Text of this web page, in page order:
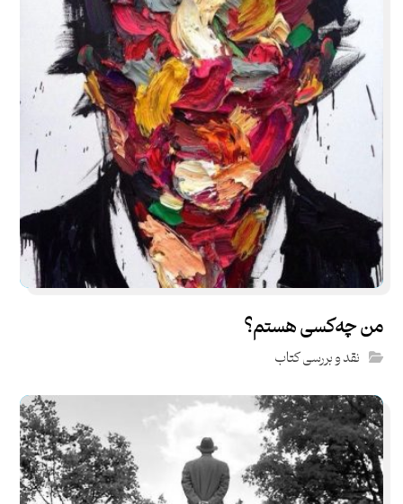
من چه‌کسی هستم؟
نقد و بررسی کتاب